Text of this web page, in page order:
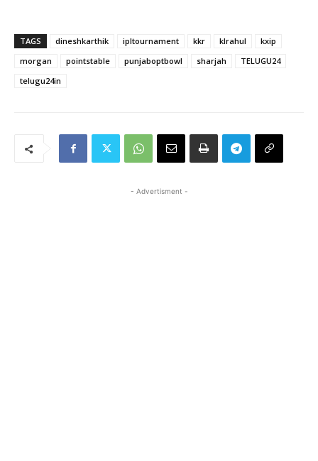
TAGS dineshkarthik ipltournament kkr klrahul
kxip
morgan
pointstable punjaboptbowl sharjah
TELUGU24
telugu24in
- Advertisment -